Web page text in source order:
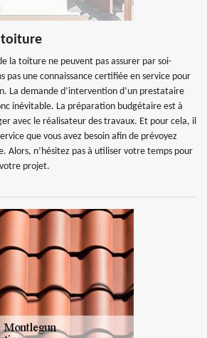
toiture
la toiture ne peuvent pas assurer par soi-
pas une connaissance certifiée en service pour
La demande d’intervention d’un prestataire
inévitable. La préparation budgétaire est à
avec le réalisateur des travaux. Et pour cela, il
que vous avez besoin afin de prévoyez
Alors, n’hésitez pas à utiliser votre temps pour
projet.